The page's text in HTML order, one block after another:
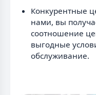
Конкурентные
нами, вы
соотношение
выгодные
обслуживание.